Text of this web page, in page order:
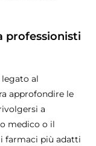
professionisti
al
approfondire le
a
medico o il
farmaci più adatti